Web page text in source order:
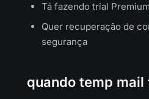
Tá fazendo trial
Quer recuperação de
segurança
quando temp